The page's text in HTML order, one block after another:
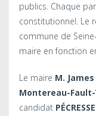
publics. Chaque
constitutionnel. Le
commune de
maire en fonction
Le maire M. James
Montereau-Fault-
candidat